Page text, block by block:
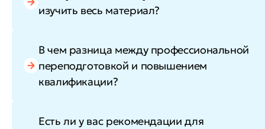
изучить весь материал?
В чем разница между профессиональной
переподготовкой и повышением
квалификации?
Есть ли у вас рекомендации для